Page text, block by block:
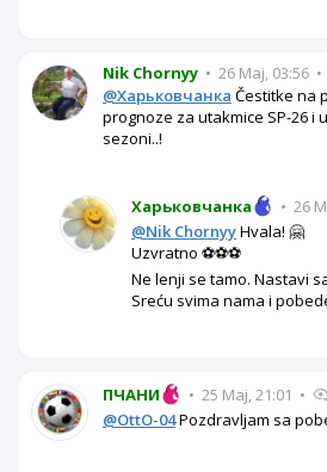
Nik Chornyy • 26 Maj, 03:56 •
@Харьковчанка Čestitke na
prognoze za utakmice SP-26 i
sezoni..!
Харьковчанка
• 26
@Nik ChornyyHvala! 🤗
Uzvratno ⚽⚽⚽
Ne lenji se tamo. Nastavi
Sreću svima nama i
ПЧАНИ • 25 Maj, 21:01 •
@OttO-04Pozdravljam sa